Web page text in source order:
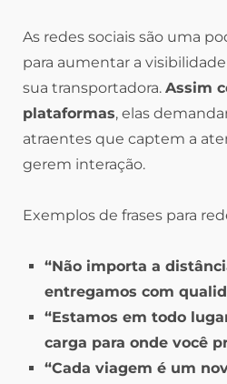
As redes sociais são uma
para aumentar a
sua transportadora. Assim
plataformas, elas
atraentes que captem a
gerem interação.
Exemplos de frases para
“Não importa a
entregamos com
“Estamos em todo
carga para onde você
“Cada viagem é um